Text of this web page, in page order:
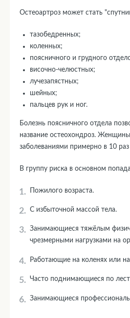
Остеоартроз может стать
тазобедренных;
коленных;
поясничного и грудного
височно-челюстных;
лучезапястных;
шейных;
пальцев рук и ног.
Болезнь поясничного отдела
название остеохондроз.
заболеваниями примерно в 10
В группу риска в основном
Пожилого возраста.
С избыточной массой тела.
Занимающиеся тяжёлым
чрезмерными нагрузками на
Работающие на коленях или
Часто поднимающиеся по
Занимающиеся